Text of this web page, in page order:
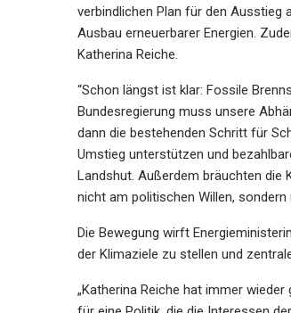
verbindlichen Plan für den Ausstieg
Ausbau erneuerbarer Energien.
Katherina Reiche.
“Schon längst ist klar: Fossile
Bundesregierung muss unsere
dann die bestehenden Schritt für
Umstieg unterstützen und
Landshut. Außerdem bräuchten die
nicht am politischen Willen,
Die Bewegung wirft
der Klimaziele zu stellen und
„Katherina Reiche hat immer